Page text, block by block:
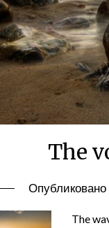
The
Опубликовано
The